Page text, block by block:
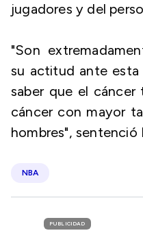
jugadores y del
"Son
su actitud ante esta
saber que el
cáncer con mayor
hombres", sentenció
NBA
PUBLICIDAD